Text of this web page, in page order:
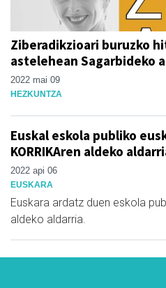
Ziberadikzioari buruzko
astelehean Sagarbideko
2022 mai 09
HEZKUNTZA
Euskal eskola publiko
KORRIKAren aldeko
2022 api 06
EUSKARA
Euskara ardatz duen eskola
aldeko aldarria.